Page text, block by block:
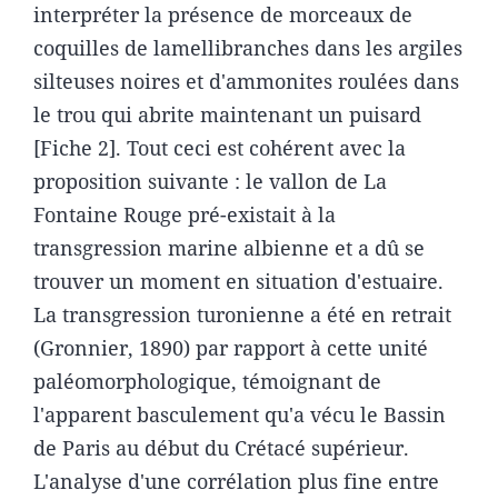
interpréter la présence de morceaux de
coquilles de lamellibranches dans les argiles
silteuses noires et d'ammonites roulées dans
le trou qui abrite maintenant un puisard
[Fiche 2]. Tout ceci est cohérent avec la
proposition suivante : le vallon de La
Fontaine Rouge pré-existait à la
transgression marine albienne et a dû se
trouver un moment en situation d'estuaire.
La transgression turonienne a été en retrait
(Gronnier, 1890) par rapport à cette unité
paléomorphologique, témoignant de
l'apparent basculement qu'a vécu le Bassin
de Paris au début du Crétacé supérieur.
L'analyse d'une corrélation plus fine entre